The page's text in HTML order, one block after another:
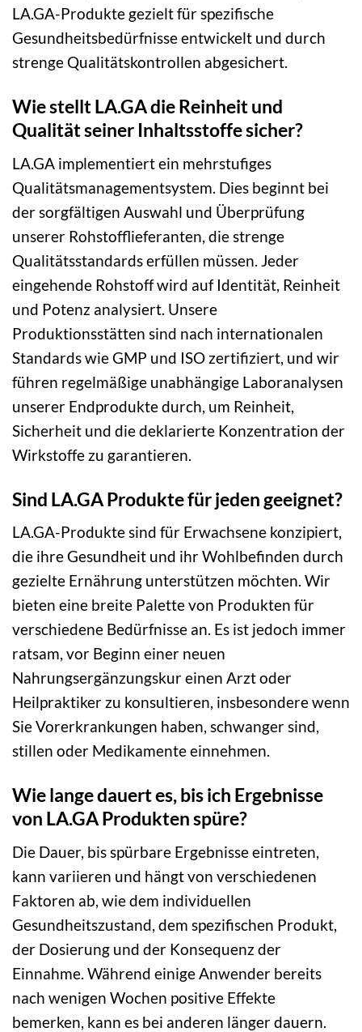
LA.GA-Produkte gezielt für spezifische
Gesundheitsbedürfnisse entwickelt und durch
strenge Qualitätskontrollen abgesichert.
Wie stellt LA.GA die Reinheit und
Qualität seiner Inhaltsstoffe sicher?
LA.GA implementiert ein mehrstufiges
Qualitätsmanagementsystem. Dies beginnt bei
der sorgfältigen Auswahl und Überprüfung
unserer Rohstofflieferanten, die strenge
Qualitätsstandards erfüllen müssen. Jeder
eingehende Rohstoff wird auf Identität, Reinheit
und Potenz analysiert. Unsere
Produktionsstätten sind nach internationalen
Standards wie GMP und ISO zertifiziert, und wir
führen regelmäßige unabhängige Laboranalysen
unserer Endprodukte durch, um Reinheit,
Sicherheit und die deklarierte Konzentration der
Wirkstoffe zu garantieren.
Sind LA.GA Produkte für jeden geeignet?
LA.GA-Produkte sind für Erwachsene konzipiert,
die ihre Gesundheit und ihr Wohlbefinden durch
gezielte Ernährung unterstützen möchten. Wir
bieten eine breite Palette von Produkten für
verschiedene Bedürfnisse an. Es ist jedoch immer
ratsam, vor Beginn einer neuen
Nahrungsergänzungskur einen Arzt oder
Heilpraktiker zu konsultieren, insbesondere wenn
Sie Vorerkrankungen haben, schwanger sind,
stillen oder Medikamente einnehmen.
Wie lange dauert es, bis ich Ergebnisse
von LA.GA Produkten spüre?
Die Dauer, bis spürbare Ergebnisse eintreten,
kann variieren und hängt von verschiedenen
Faktoren ab, wie dem individuellen
Gesundheitszustand, dem spezifischen Produkt,
der Dosierung und der Konsequenz der
Einnahme. Während einige Anwender bereits
nach wenigen Wochen positive Effekte
bemerken, kann es bei anderen länger dauern.